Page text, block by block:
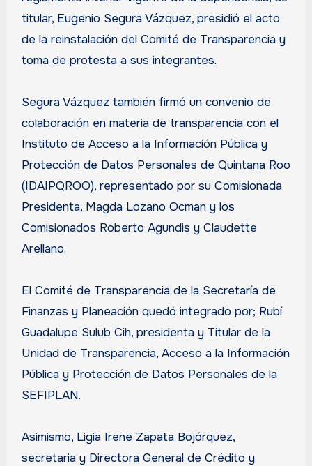
titular, Eugenio Segura Vázquez, presidió el acto
de la reinstalación del Comité de Transparencia y
toma de protesta a sus integrantes.
Segura Vázquez también firmó un convenio de
colaboración en materia de transparencia con el
Instituto de Acceso a la Información Pública y
Protección de Datos Personales de Quintana Roo
(IDAIPQROO), representado por su Comisionada
Presidenta, Magda Lozano Ocman y los
Comisionados Roberto Agundis y Claudette
Arellano.
El Comité de Transparencia de la Secretaría de
Finanzas y Planeación quedó integrado por; Rubí
Guadalupe Sulub Cih, presidenta y Titular de la
Unidad de Transparencia, Acceso a la Información
Pública y Protección de Datos Personales de la
SEFIPLAN.
Asimismo, Ligia Irene Zapata Bojórquez,
secretaria y Directora General de Crédito y